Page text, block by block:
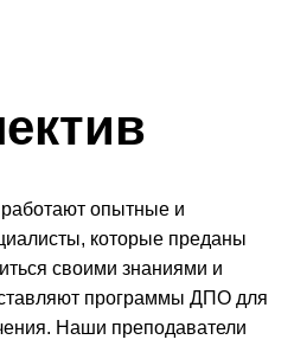
опытные и
которые преданы
своими знаниями и
программы ДПО для
Наши преподаватели